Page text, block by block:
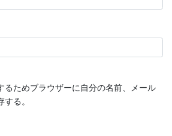
るためブラウザーに自分の名前、メール
る。